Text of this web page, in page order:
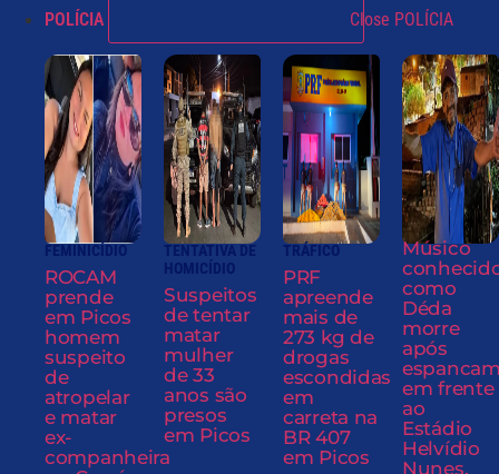
POLÍCIA Close POLÍCIA
FEMINICÍDIO
ROCAM
prende
em Picos
homem
suspeito
de
atropelar
e matar
ex-
companheira
TENTATIVA DE
HOMICÍDIO
Suspeitos
de tentar
matar
mulher
de 33
anos são
presos
em Picos
TRÁFICO
PRF
apreende
mais de
273 kg de
drogas
escondidas
em
carreta na
BR 407
em Picos
Músico
como
Déda
morre
após
em frente
ao
Estádio
Helvídio
Nunes,